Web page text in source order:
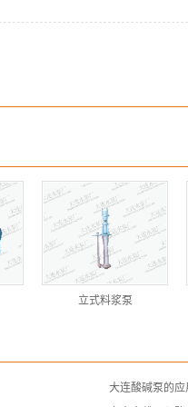
立式料浆泵
大连酸碱泵的